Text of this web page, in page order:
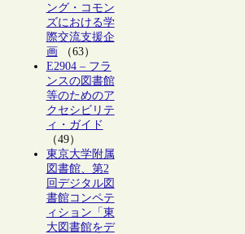
ング・コモン
ズにおける学
際交流支援企
画（63）
E2904 – フラ
ンスの図書館
等のためのア
クセシビリテ
ィ・ガイド
（49）
東京大学附属
図書館、第2
回デジタル図
書館コンペテ
ィション「東
大図書館をデ